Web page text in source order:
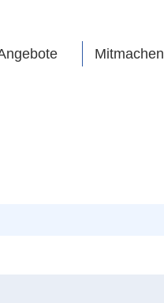
Mitmachen